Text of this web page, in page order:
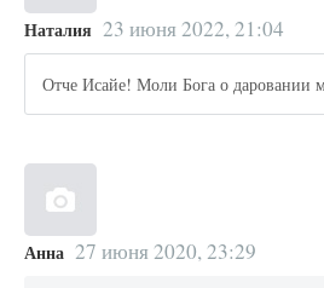
Наталия 23 июня 2022, 21:04
Отче Исайе! Моли Бога о даровании
Анна 27 июня 2020, 23:29